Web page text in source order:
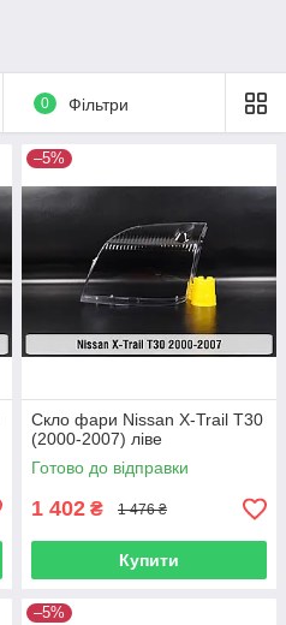
0 Фільтри
–5%
Скло фари Nissan X-Trail T30
(2000-2007) ліве
Готово до відправки
1 402 ₴ 1 476 ₴
Купити
–5%